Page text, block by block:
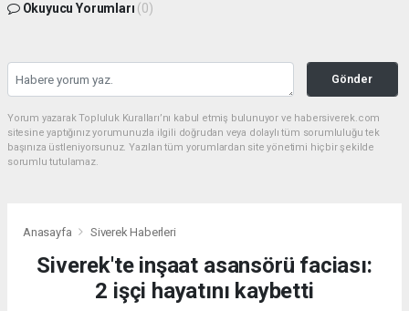
Okuyucu Yorumları (0)
Gönder
Yorum yazarak Topluluk Kuralları’nı kabul etmiş bulunuyor ve habersiverek.com
sitesine yaptığınız yorumunuzla ilgili doğrudan veya dolaylı tüm sorumluluğu tek
başınıza üstleniyorsunuz. Yazılan tüm yorumlardan site yönetimi hiçbir şekilde
sorumlu tutulamaz.
Anasayfa Siverek Haberleri
Siverek'te inşaat asansörü faciası:
2 işçi hayatını kaybetti